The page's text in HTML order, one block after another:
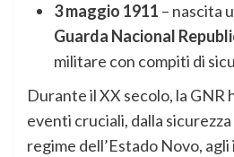
3 maggio 1911 – nascita
Guarda Nacional
militare con compiti di
Durante il XX secolo, la GNR
eventi cruciali, dalla
regime dell’Estado Novo,